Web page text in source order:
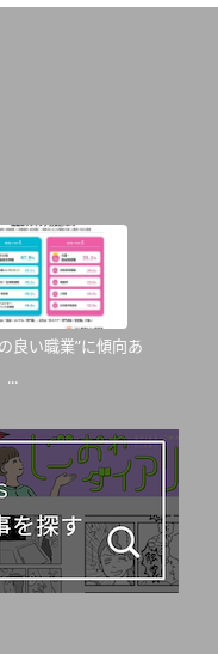
良い職業”に傾向あ
...